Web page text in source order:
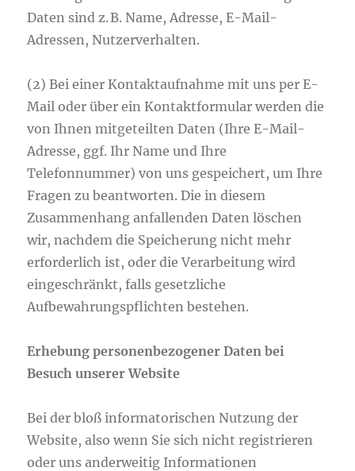
Daten sind z. B. Name, Adresse, E-Mail-
Adressen, Nutzerverhalten.
(2) Bei einer Kontaktaufnahme mit uns per E-
Mail oder über ein Kontaktformular werden die
von Ihnen mitgeteilten Daten (Ihre E-Mail-
Adresse, ggf. Ihr Name und Ihre
Telefonnummer) von uns gespeichert, um Ihre
Fragen zu beantworten. Die in diesem
Zusammenhang anfallenden Daten löschen
wir, nachdem die Speicherung nicht mehr
erforderlich ist, oder die Verarbeitung wird
eingeschränkt, falls gesetzliche
Aufbewahrungspflichten bestehen.
Erhebung personenbezogener Daten bei
Besuch unserer Website
Bei der bloß informatorischen Nutzung der
Website, also wenn Sie sich nicht registrieren
oder uns anderweitig Informationen